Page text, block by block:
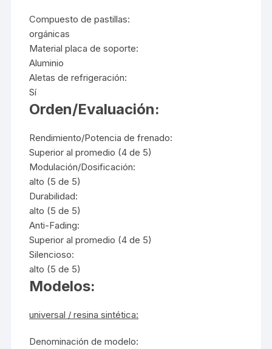
Compuesto de pastillas:
orgánicas
Material placa de soporte:
Aluminio
Aletas de refrigeración:
Sí
Orden/Evaluación:
Rendimiento/Potencia de frenado:
Superior al promedio (4 de 5)
Modulación/Dosificación:
alto (5 de 5)
Durabilidad:
alto (5 de 5)
Anti-Fading:
Superior al promedio (4 de 5)
Silencioso:
alto (5 de 5)
Modelos:
universal / resina sintética:
Denominación de modelo: